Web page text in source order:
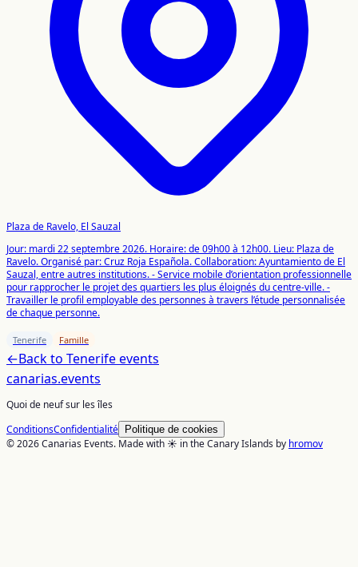
Plaza de Ravelo, El Sauzal
Jour: mardi 22 septembre 2026. Horaire: de 09h00 à 12h00. Lieu: Plaza de
Ravelo. Organisé par: Cruz Roja Española. Collaboration: Ayuntamiento de El
Sauzal, entre autres institutions. - Service mobile d’orientation professionnelle
pour rapprocher le projet des quartiers les plus éloignés du centre-ville. -
Travailler le profil employable des personnes à travers l’étude personnalisée
de chaque personne.
Tenerife Famille
←Back to Tenerifeevents
canarias.events
Quoi de neuf sur les îles
ConditionsConfidentialité Politique de cookies
© 2026 Canarias Events. Made with ☀️ in the Canary Islands by hromov